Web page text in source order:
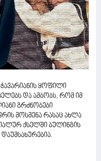
ყოფილი
და ამბობს, რომ იმ
გრძნობები
მოსმენა რასაც ახლა
ქსელში ბულინგის